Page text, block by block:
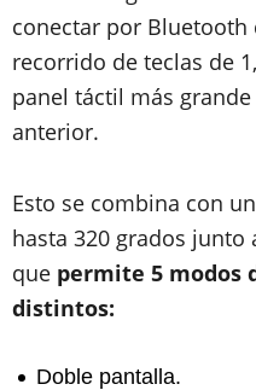
conectar por
recorrido de teclas de
panel táctil más
anterior.
Esto se combina con
hasta 320 grados junto
que permite 5 modos
distintos:
Doble pantalla.